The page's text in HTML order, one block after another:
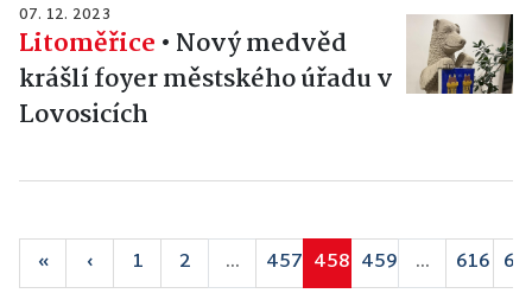
07. 12. 2023
Litoměřice • Nový medvěd
krášlí foyer městského úřadu v
Lovosicích
« ‹ 1 2 ... 457 458 459 ... 616